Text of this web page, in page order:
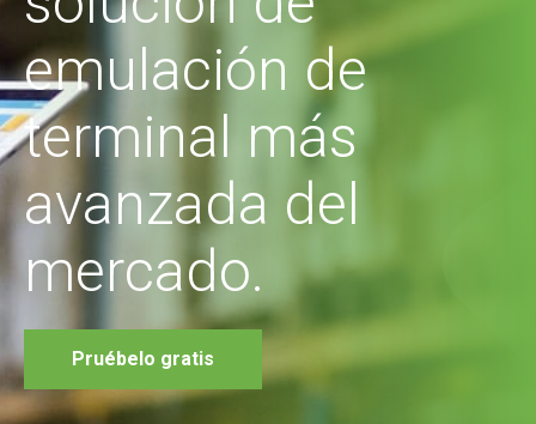
emulación de
terminal más
avanzada del
mercado.
Pruébelo gratis